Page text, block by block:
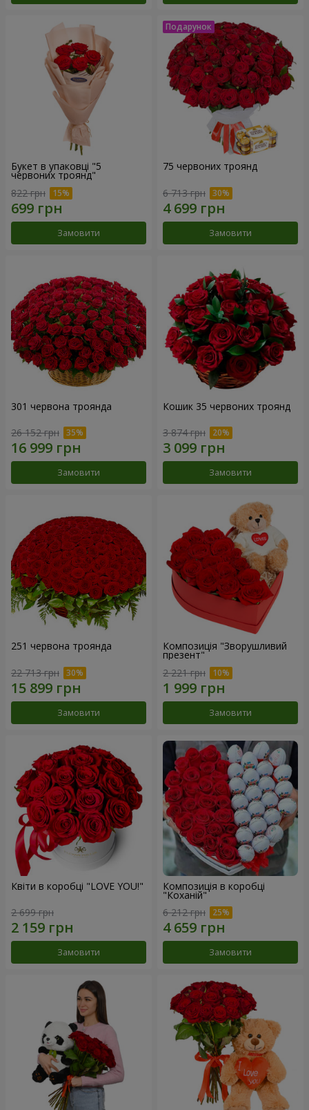
Букет в упаковці "5
червоних троянд"
822 грн
Замовити
75 червоних троянд
6 713 грн
Замовити
301 червона троянда
26 152 грн
Замовити
Кошик 35 червоних троянд
3 874 грн
Замовити
251 червона троянда
22 713 грн
Замовити
Композиція "Зворушливий
презент"
2 221 грн
Замовити
Квіти в коробці "LOVE YOU!"
2 699 грн
Замовити
Композиція в коробці
"Коханій"
6 212 грн
Замовити